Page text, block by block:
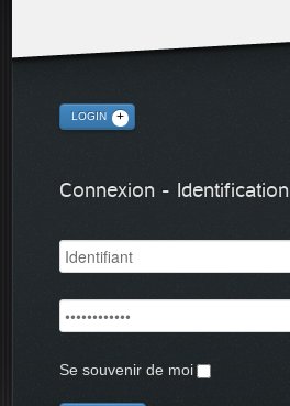
LOGIN
Connexion - Identification
Se souvenir de moi